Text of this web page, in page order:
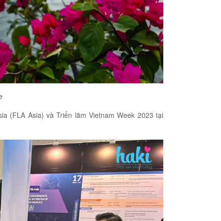
(FLA Asia) và Triển lãm Vietnam Week 2023 tại